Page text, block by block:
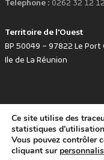
Téléphone : 0262 32 12
Territoire de l'Ouest
BP 50049 – 97822 Le Port
Ile de La Réunion
Développé avec favoritepar le
Politique de protection
Accessibilité : non
Ce site utilise des
statistiques
Vous pouvez contrôler
cliquant sur